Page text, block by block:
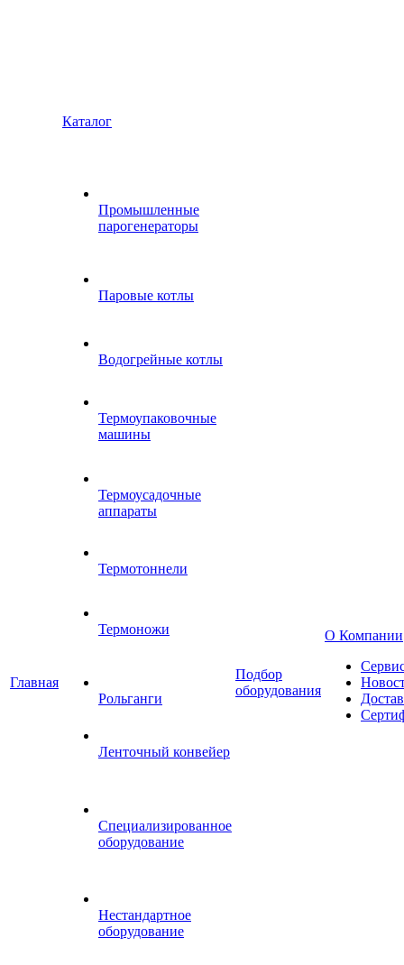
Главная
Каталог
Промышленные
парогенераторы
Паровые котлы
Водогрейные котлы
Термоупаковочные
машины
Термоусадочные
аппараты
Термотоннели
Термоножи
Рольганги
Ленточный конвейер
Специализированное
оборудование
Нестандартное
оборудование
Подбор
оборудования
О Компании